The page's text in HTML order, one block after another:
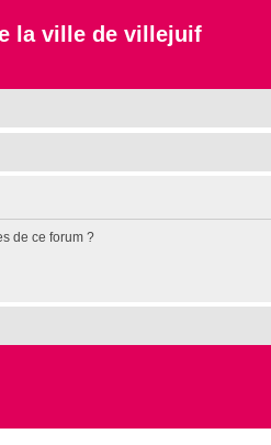
la ville de villejuif
de ce forum ?